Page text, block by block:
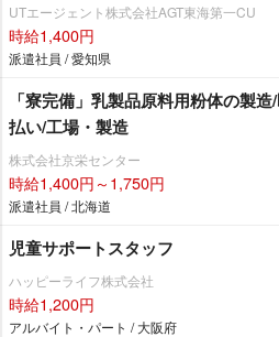
UTエージェント株式会社AGT東海第一CU
時給1,400円
派遣社員 / 愛知県
「寮完備」乳製品原料用粉体の製
払い/工場・製造
株式会社京栄センター
時給1,400円～1,750円
派遣社員 / 北海道
児童サポートスタッフ
ハッピーライフ株式会社
時給1,200円
アルバイト・パート / 大阪府